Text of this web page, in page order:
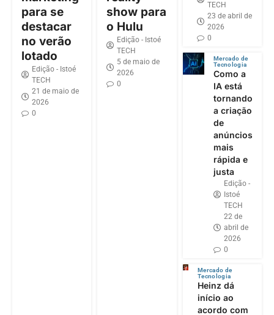
para se
destacar
no verão
lotado
Edição - Istoé
TECH
21 de maio de
2026
0
show para
o Hulu
Edição - Istoé
TECH
5 de maio de
2026
0
TECH
23 de abril de
2026
0
Mercado de
Tecnologia
Como a
IA está
tornando
a criação
de
anúncios
mais
rápida e
justa
Edição -
Istoé
TECH
22 de
abril de
2026
0
Mercado de
Tecnologia
Heinz dá
início ao
acordo com